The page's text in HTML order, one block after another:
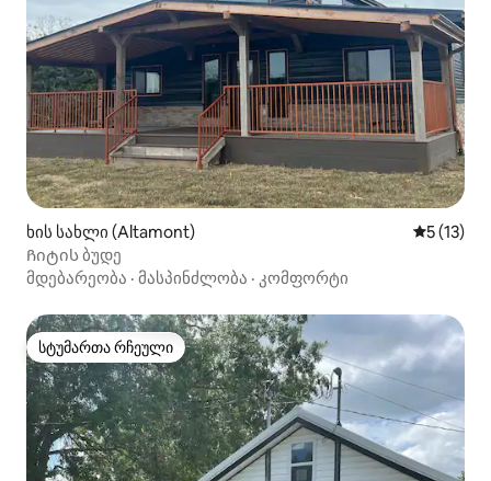
ხის სახლი (Altamont) საშუალო
5 (13)
Ჩიტის ბუდე
მდებარეობა · მასპინძლობა · კომფორტი
სტუმართა რჩეული
სტუმართა რჩეული